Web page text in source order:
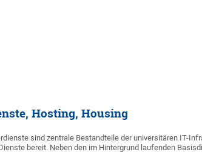
Hosting, Housing
sind zentrale Bestandteile der universitären IT-
bereit. Neben den im Hintergrund laufenden